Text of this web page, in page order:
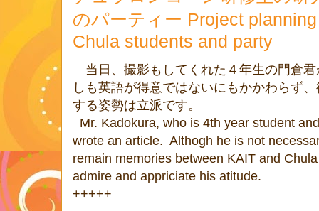
のパーティー Project
Chula students and party
当日、撮影もしてくれた４年生の門倉
しも英語が得意ではないにもかかわらず
する姿勢は立派です。
Mr. Kadokura, who is 4th year student
wrote an article. Althogh he is not
remain memories between KAIT and
admire and appriciate his atitude.
+++++